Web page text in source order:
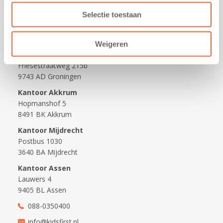
Selectie toestaan
Weigeren
Wijzigen opvangcontract
Opzeggen opvangcontract
Kantoor Groningen
Friesestraatweg 215b
9743 AD Groningen
Kantoor Akkrum
Hopmanshof 5
8491 BK Akkrum
Kantoor Mijdrecht
Postbus 1030
3640 BA Mijdrecht
Kantoor Assen
Lauwers 4
9405 BL Assen
088-0350400